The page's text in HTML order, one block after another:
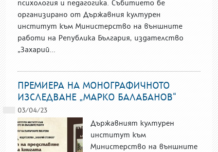
психология и педагогика. Събитието бе
организирано от Държавния културен
институт към Министерство на външните
работи на Република България, издателство
„Захарий...
ПРЕМИЕРА НА МОНОГРАФИЧНОТО
ИЗСЛЕДВАНЕ „МАРКО БАЛАБАНОВ“
03/04/23
Държавният културен
институт към
Министерство на външните